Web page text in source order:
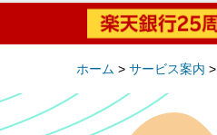
ホーム > サービス案内 >